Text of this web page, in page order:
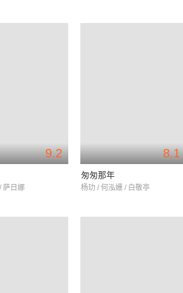
9.2
萨日娜
8.1
匆匆那年
杨玏 / 何泓姗 / 白敬亭